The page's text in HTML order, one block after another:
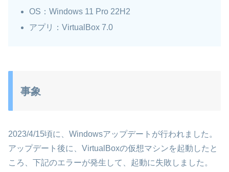
OS：Windows 11 Pro 22H2
アプリ：VirtualBox 7.0
事象
2023/4/15頃に、Windowsアップデートが行われました。
アップデート後に、VirtualBoxの仮想マシンを起動したと
ころ、下記のエラーが発生して、起動に失敗しました。